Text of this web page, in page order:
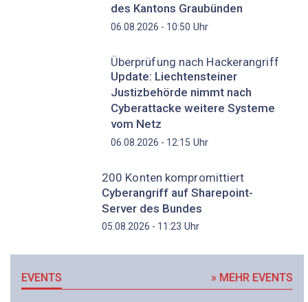
des Kantons Graubünden
06.08.2026 - 10:50 Uhr
Überprüfung nach Hackerangriff
Update: Liechtensteiner
Justizbehörde nimmt nach
Cyberattacke weitere Systeme
vom Netz
06.08.2026 - 12:15 Uhr
200 Konten kompromittiert
Cyberangriff auf Sharepoint-
Server des Bundes
05.08.2026 - 11:23 Uhr
EVENTS » MEHR EVENTS